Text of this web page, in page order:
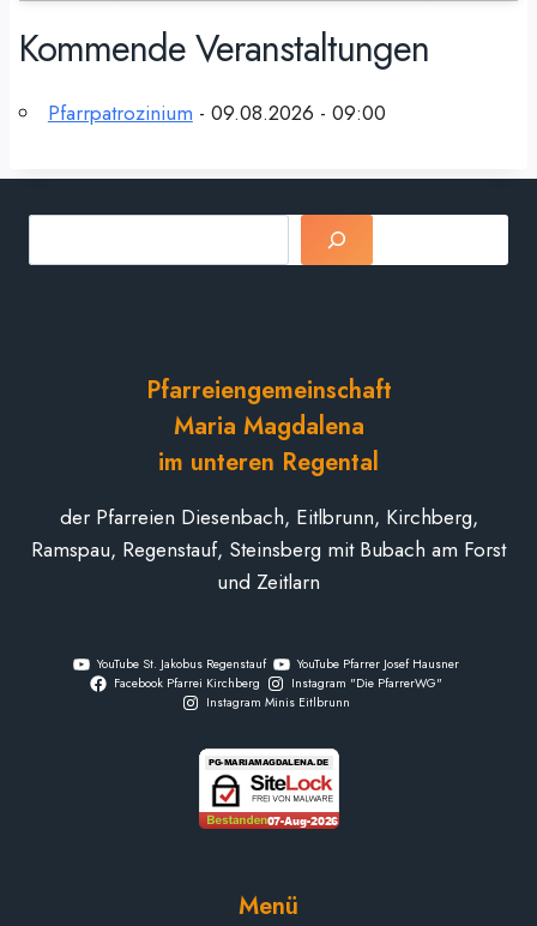
Kommende Veranstaltungen
Pfarrpatrozinium - 09.08.2026 - 09:00
Suchen
Pfarreiengemeinschaft
Maria Magdalena
im unteren Regental
der Pfarreien Diesenbach, Eitlbrunn, Kirchberg,
Ramspau, Regenstauf, Steinsberg mit Bubach am Forst
und Zeitlarn
YouTube St. Jakobus Regenstauf
YouTube Pfarrer Josef Hausner
Facebook Pfarrei Kirchberg
Instagram "Die PfarrerWG"
Instagram Minis Eitlbrunn
Menü